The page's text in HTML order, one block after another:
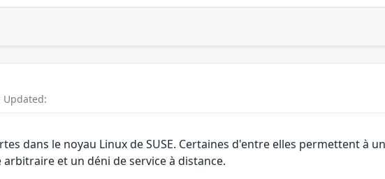
Updated:
dans le noyau Linux de SUSE. Certaines d'entre elles permettent à
et un déni de service à distance.